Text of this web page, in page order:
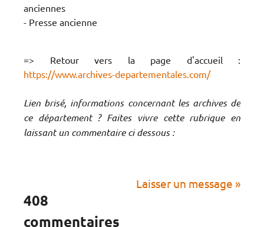
anciennes
- Presse ancienne
=> Retour vers la page d'accueil :
https://www.archives-departementales.com/
Lien brisé, informations concernant les archives de
ce département ? Faites vivre cette rubrique en
laissant un commentaire ci dessous :
Laisser un message »
408
commentaires